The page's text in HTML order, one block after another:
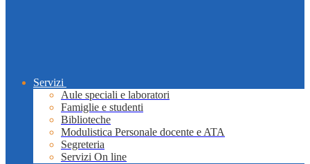
Servizi
Aule speciali e laboratori
Famiglie e studenti
Biblioteche
Modulistica Personale docente e ATA
Segreteria
Servizi On line